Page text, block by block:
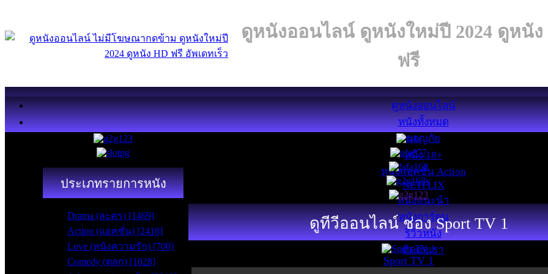
ดูหนังออนไลน์ ดูหนังใหม่ปี 2024 ดูหนัง
ฟรี
ดูหนังออนไลน์
หนังทั้งหมด
ผจญภัย
หนัง 18+
หนังแอคชั่น Action
NETFLIX
หนังแนะนำ
หนังการ์ตูน
รีวิวหนัง
ติดต่อเรา
ประเภทรายการหนัง
Drama (ละคร) [1469]
Action (แอคชั่น) [2418]
Love (หนังความรัก) [700]
Comedy (ตลก) [1028]
ดูทีวีออนไลน์ ช่อง Sport TV 1
Sport TV 1